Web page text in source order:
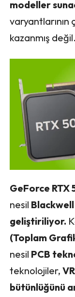
modeller
varyantlarının
kazanmış değil.
GeForce RTX
nesil
geliştiriliyor.
(Toplam
nesil PCB
teknolojiler,
bütünlüğünü